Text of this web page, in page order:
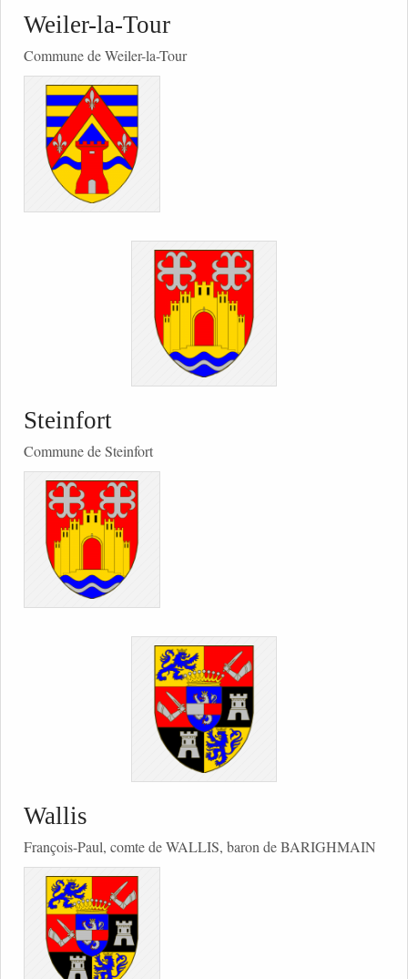
Weiler-la-Tour
Commune de Weiler-la-Tour
Steinfort
Commune de Steinfort
Wallis
François-Paul, comte de WALLIS, baron de BARIGHMAIN